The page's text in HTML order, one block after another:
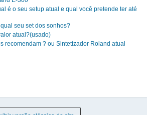
é o seu setup atual e qual você pretende ter até
seu set dos sonhos?
atual?(usado)
recomendam ? ou Sintetizador Roland atual